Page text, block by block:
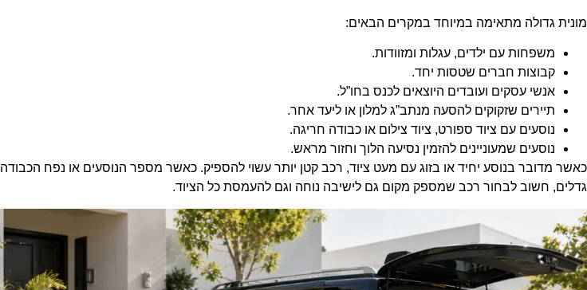
מונית גדולה מתאימה במיוחד במקרים הבאים:
משפחות עם ילדים, עגלות ומזוודות.
קבוצות חברים שטסות יחד.
אנשי עסקים ועובדים היוצאים לכנס בחו”ל.
תיירים שזקוקים להסעה מנתב”ג למלון או ליעד אחר.
נוסעים עם ציוד ספורט, ציוד צילום או כבודה חריגה.
נוסעים שמעוניינים להזמין נסיעה הלוך וחזור מראש.
כאשר מדובר בנוסע יחיד או בזוג עם מעט ציוד, רכב קטן יותר עשוי להספיק. כאשר מספר הנוסעים או נפח הכבודה
גדלים, חשוב לבחור רכב שמספק מקום גם לישיבה נוחה וגם להעמסת כל הציוד.